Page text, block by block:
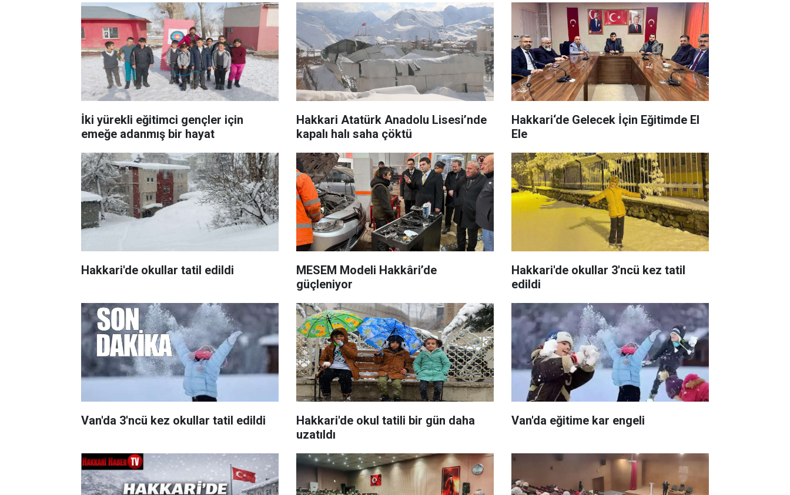
İki yürekli eğitimci gençler için
emeğe adanmış bir hayat
Hakkari Atatürk Anadolu Lisesi’nde
kapalı halı saha çöktü
Hakkari‘de Gelecek İçin Eğitimde El
Ele
Hakkari'de okullar tatil edildi
MESEM Modeli Hakkâri’de
güçleniyor
Hakkari'de okullar 3'ncü kez tatil
edildi
Van'da 3'ncü kez okullar tatil edildi
Hakkari'de okul tatili bir gün daha
uzatıldı
Van'da eğitime kar engeli